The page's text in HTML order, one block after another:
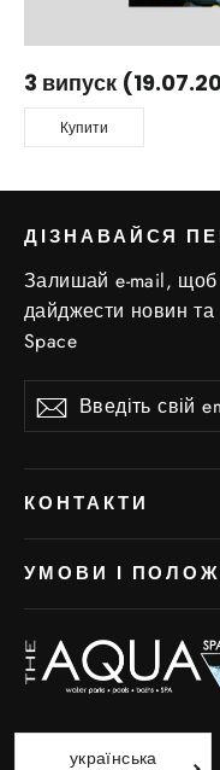
3 випуск
Купити
ДІЗНАВАЙСЯ
Залишай e-mail,
дайджести новин та
Space
Введіть
свій
Підписатись
КОНТАКТИ
УМОВИ І
Powered by Shopify
українська